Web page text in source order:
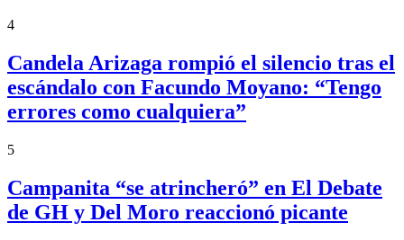
4
Candela Arizaga rompió el silencio tras el
escándalo con Facundo Moyano: “Tengo
errores como cualquiera”
5
Campanita “se atrincheró” en El Debate
de GH y Del Moro reaccionó picante